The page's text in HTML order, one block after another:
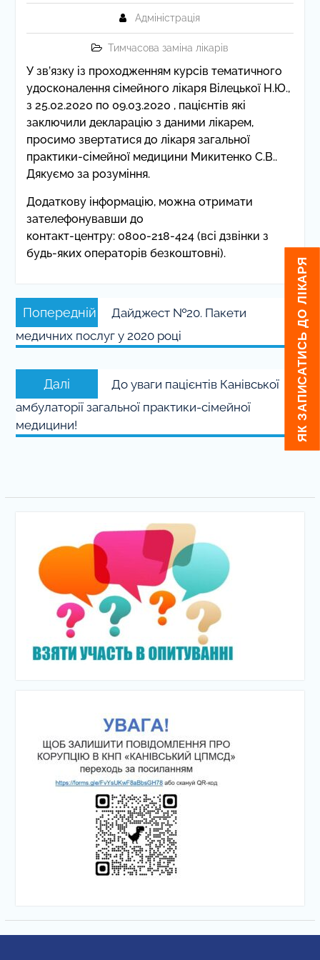
Адміністрація
Тимчасова заміна лікарів
У зв’язку із проходженням курсів тематичного
удосконалення сімейного лікаря Вілецької Н.Ю.,
з 25.02.2020 по 09.03.2020 , пацієнтів які
заключили декларацію з даними лікарем,
просимо звертатися до лікаря загальної
практики-сімейної медицини Микитенко С.В..
Дякуємо за розуміння.
Додаткову інформацію, можна отримати
зателефонувавши до
контакт-центру: 0800-218-424 (всі дзвінки з
будь-яких операторів безкоштовні).
Навігація
записів
Попередній
запис:
Дайджест №20. Пакети
медичних послуг у 2020 році
Далі
запис:
До уваги пацієнтів Канівської
амбулаторії загальної практики-сімейної
медицини!
ЯК ЗАПИСАТИСЬ ДО ЛІКАРЯ